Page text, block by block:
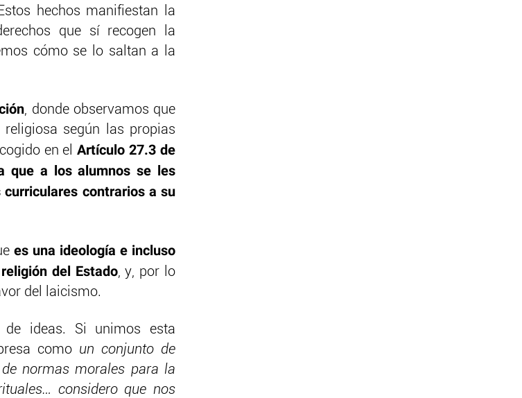
hechos manifiestan la
que sí recogen la
cómo se lo saltan a la
, donde observamos que
según las propias
en elArtículo 27.3 de
que a los alumnos se les
contrarios a su
es una ideología e incluso
del Estado, y, por lo
del laicismo.
de ideas. Si unimos esta
como un conjunto de
normas morales para la
considero que nos